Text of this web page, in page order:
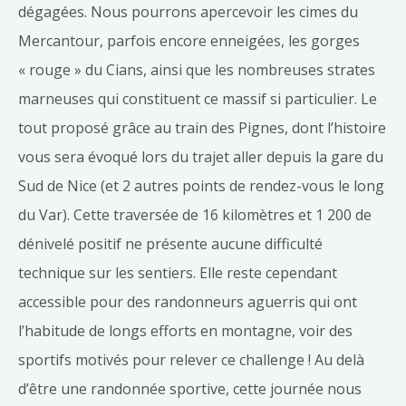
dégagées. Nous pourrons apercevoir les cimes du
Mercantour, parfois encore enneigées, les gorges
« rouge » du Cians, ainsi que les nombreuses strates
marneuses qui constituent ce massif si particulier. Le
tout proposé grâce au train des Pignes, dont l’histoire
vous sera évoqué lors du trajet aller depuis la gare du
Sud de Nice (et 2 autres points de rendez-vous le long
du Var). Cette traversée de 16 kilomètres et 1 200 de
dénivelé positif ne présente aucune difficulté
technique sur les sentiers. Elle reste cependant
accessible pour des randonneurs aguerris qui ont
l’habitude de longs efforts en montagne, voir des
sportifs motivés pour relever ce challenge ! Au delà
d’être une randonnée sportive, cette journée nous